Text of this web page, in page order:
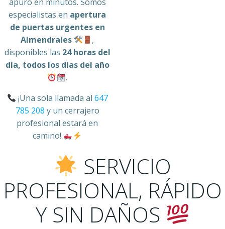
especialistas en apertura
de puertas urgentes en
Almendrales
,
disponibles las 24 horas del
día, todos los días del año
.
¡Una sola llamada al 647
785 208 y un cerrajero
profesional estará en
camino!
SERVICIO
PROFESIONAL, RÁPIDO
Y SIN DAÑOS